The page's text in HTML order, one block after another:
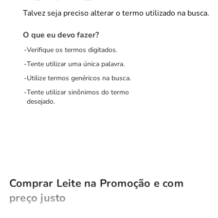
Talvez seja preciso alterar o termo utilizado na busca.
O que eu devo fazer?
Verifique os termos digitados.
Tente utilizar uma única palavra.
Utilize termos genéricos na busca.
Tente utilizar sinônimos do termo
desejado.
Comprar Leite na Promoção e com
preço justo